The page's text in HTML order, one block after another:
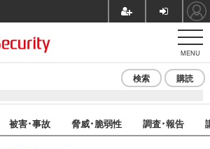
MENU
検索 購読
被害･事故 脅威･脆弱性 調査･報告